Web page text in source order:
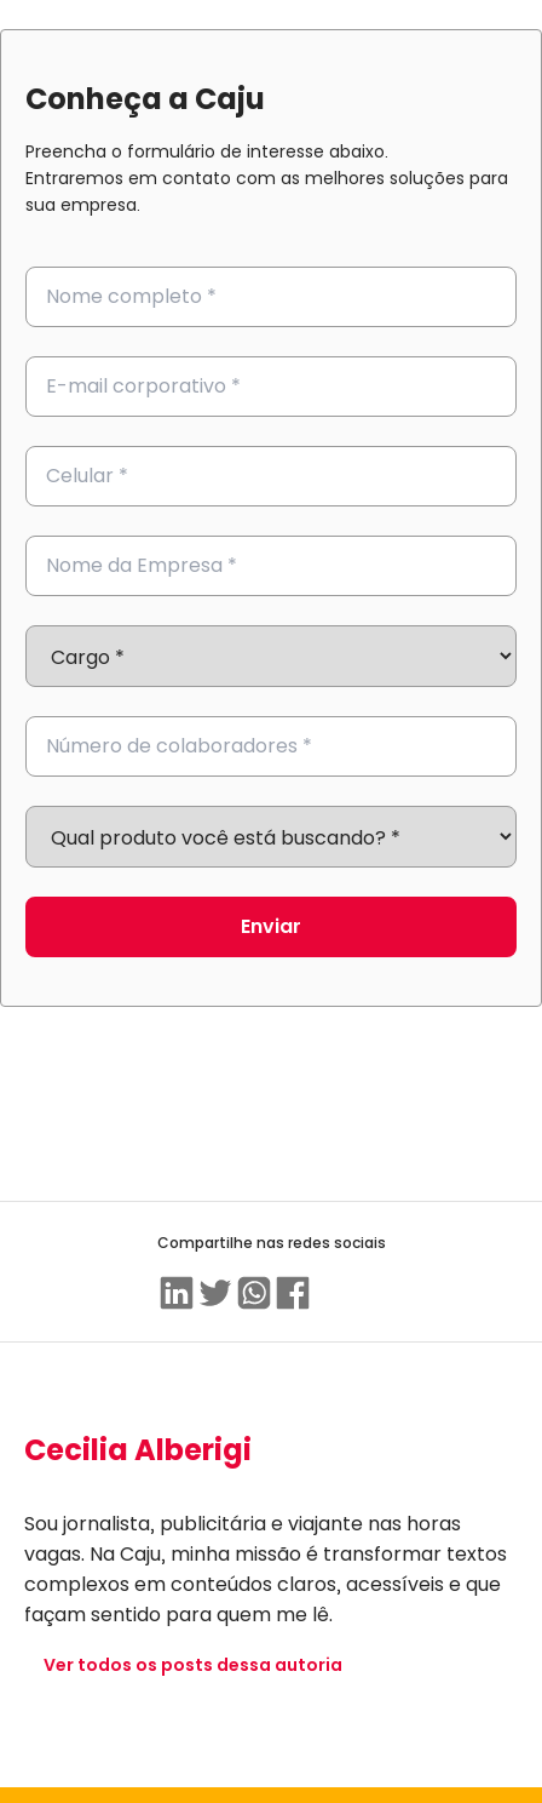
Conheça a Caju
Preencha o formulário de interesse abaixo.
Entraremos em contato com as melhores soluções para
sua empresa.
Enviar
Compartilhe nas redes sociais
LinkedinTwitterWhatsApp
Facebook
Cecilia Alberigi
Sou jornalista, publicitária e viajante nas horas
vagas. Na Caju, minha missão é transformar textos
complexos em conteúdos claros, acessíveis e que
façam sentido para quem me lê.
Ver todos os posts dessa autoria